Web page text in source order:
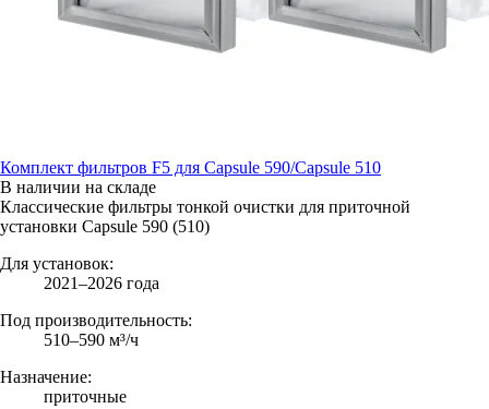
Комплект фильтров F5 для Capsule 590/Capsule 510
В наличии на складе
Классические фильтры тонкой очистки для приточной
установки Capsule 590 (510)
Для установок:
2021–2026 года
Под производительность:
510–590 м³/ч
Назначение:
приточные